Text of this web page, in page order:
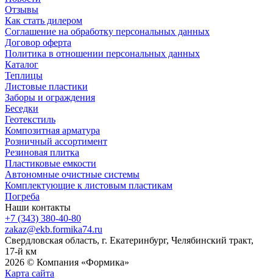
Отзывы
Как стать дилером
Соглашение на обработку персональных данных
Договор оферта
Политика в отношении персональных данных
Каталог
Теплицы
Листовые пластики
Заборы и ограждения
Беседки
Геотекстиль
Композитная арматура
Розничный ассортимент
Резиновая плитка
Пластиковые емкости
Автономные очистные системы
Комплектующие к листовым пластикам
Погреба
Наши контакты
+7 (343) 380-40-80
zakaz@ekb.formika74.ru
Свердловская область, г. Екатеринбург, Челябинский тракт,
17-й км
2026 © Компания «Формика»
Карта сайта